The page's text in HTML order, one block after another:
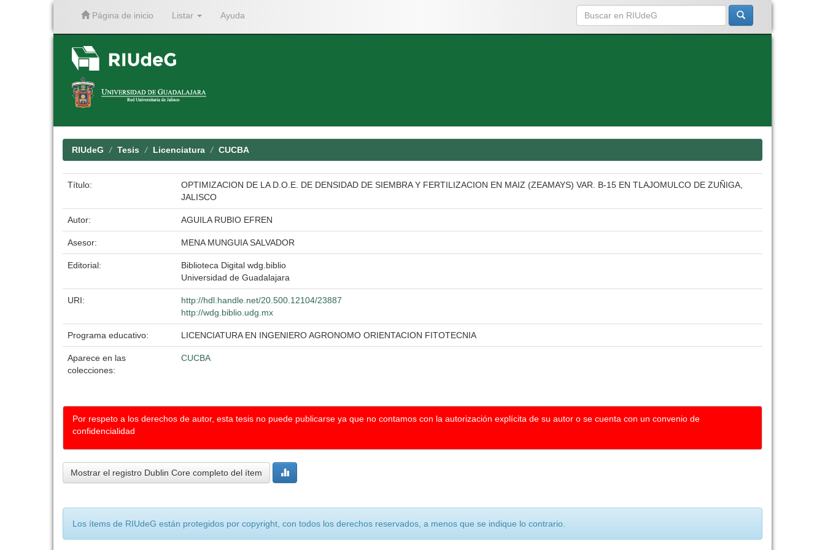
Página de inicio Listar Ayuda
RIUdeG Tesis Licenciatura CUCBA
Título:
OPTIMIZACION DE LA D.O.E. DE DENSIDAD DE SIEMBRA Y FERTILIZACION EN MAIZ (ZEAMAYS) VAR. B-15 EN TLAJOMULCO DE ZUÑIGA,
JALISCO
Autor: AGUILA RUBIO EFREN
Asesor: MENA MUNGUIA SALVADOR
Editorial:
Biblioteca Digital wdg.biblio
Universidad de Guadalajara
URI:
http://hdl.handle.net/20.500.12104/23887
http://wdg.biblio.udg.mx
Programa educativo: LICENCIATURA EN INGENIERO AGRONOMO ORIENTACION FITOTECNIA
Aparece en las
colecciones:
CUCBA
Por respeto a los derechos de autor, esta tesis no puede publicarse ya que no contamos con la autorización explícita de su autor o se cuenta con un convenio de
confidencialidad
Mostrar el registro Dublin Core completo del ítem
Los ítems de RIUdeG están protegidos por copyright, con todos los derechos reservados, a menos que se indique lo contrario.